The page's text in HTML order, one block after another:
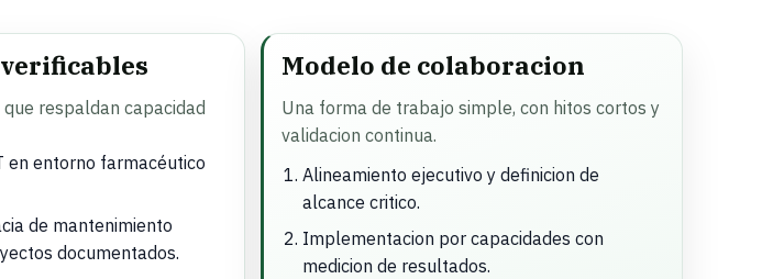
respaldan capacidad
en entorno farmacéutico
de mantenimiento
documentados.
Modelo de colaboracion
Una forma de trabajo simple, con hitos cortos y
validacion continua.
Alineamiento ejecutivo y definicion de
alcance critico.
Implementacion por capacidades con
medicion de resultados.